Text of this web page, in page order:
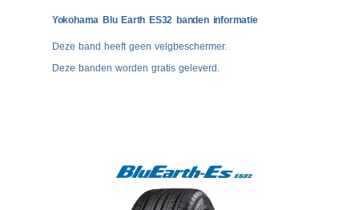
Yokohama Blu Earth ES32 banden informatie
Deze band heeft geen velgbeschermer.
Deze banden worden gratis geleverd.